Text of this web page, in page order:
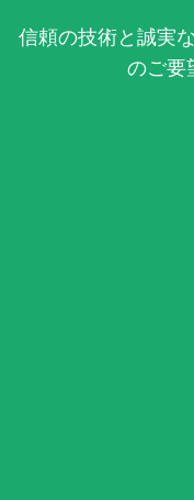
信頼の技術と誠実
のご要